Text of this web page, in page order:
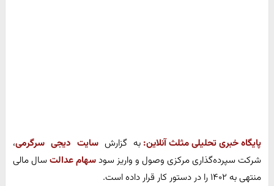
پایگاه خبری تحلیلی مثلث آنلاین: به گزارش سایت دیجی سرگرمی،
شرکت سپرده‌گذاری مرکزی وصول و واریز سودسهام عدالتسال مالی
منتهی به ۱۴۰۲ را در دستور کار قرار داده است.